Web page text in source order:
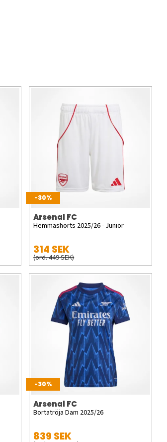
-30%
Arsenal FC
Hemmashorts 2025/26 - Junior
314 SEK
(ord. 449 SEK)
-30%
Arsenal FC
Bortatröja Dam 2025/26
839 SEK